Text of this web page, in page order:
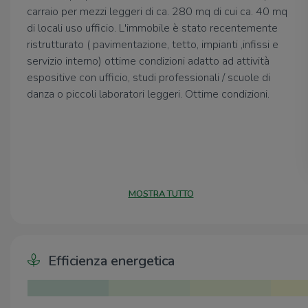
carraio per mezzi leggeri di ca. 280 mq di cui ca. 40 mq
di locali uso ufficio. L'immobile è stato recentemente
ristrutturato ( pavimentazione, tetto, impianti ,infissi e
servizio interno) ottime condizioni adatto ad attività
espositive con ufficio, studi professionali / scuole di
danza o piccoli laboratori leggeri. Ottime condizioni.
MOSTRA TUTTO
Efficienza energetica